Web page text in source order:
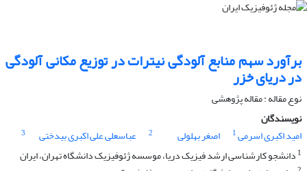
برآورد سهم منابع آلودگی نیترات در توزیع مکانی آلودگی
در دریای خزر
نوع مقاله : مقاله پژوهشی‌
نویسندگان
امید اکبری اسرمی1 اصغر بهلولی 2 عباسعلی علی اکبری بیدختی
3
1 دانشجو کارشناسی ارشد فیزیک دریا، موسسه ژئوفیزیک دانشگاه تهران، ایران